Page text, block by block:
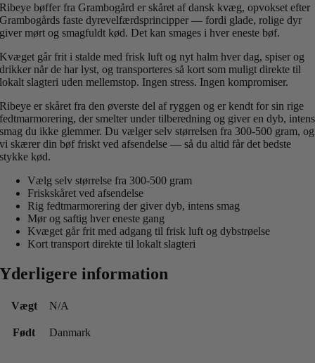
Ribeye bøffer fra Grambogård er skåret af dansk kvæg, opvokset efter
Grambogårds faste dyrevelfærdsprincipper — fordi glade, rolige dyr
giver mørt og smagfuldt kød. Det kan smages i hver eneste bøf.
Kvæget går frit i stalde med frisk luft og nyt halm hver dag, spiser og
drikker når de har lyst, og transporteres så kort som muligt direkte til
lokalt slagteri uden mellemstop. Ingen stress. Ingen kompromiser.
Ribeye er skåret fra den øverste del af ryggen og er kendt for sin rige
fedtmarmorering, der smelter under tilberedning og giver en dyb, intens
smag du ikke glemmer. Du vælger selv størrelsen fra 300-500 gram, og
vi skærer din bøf friskt ved afsendelse — så du altid får det bedste
stykke kød.
Vælg selv størrelse fra 300-500 gram
Friskskåret ved afsendelse
Rig fedtmarmorering der giver dyb, intens smag
Mør og saftig hver eneste gang
Kvæget går frit med adgang til frisk luft og dybstrøelse
Kort transport direkte til lokalt slagteri
Yderligere information
Vægt N/A
Født Danmark